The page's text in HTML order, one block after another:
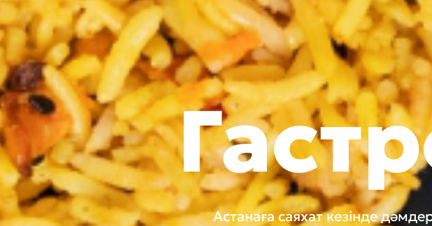
Астанаға саяхат кезінде